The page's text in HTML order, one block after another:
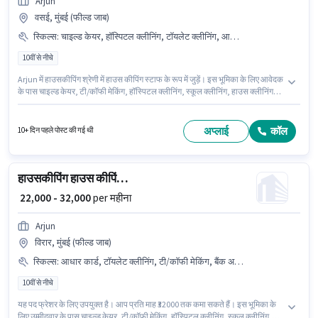
वसई, मुंबई (फील्ड जाब)
स्किल्स: चाइल्ड केयर, हॉस्पिटल क्लीनिंग, टॉयलेट क्लीनिंग, आधार कार्ड, स्कूल क्लीनिंग, रूम/बेड मेकिंग, PAN कार्ड, टी/कॉफी मेकिंग, बैंक अकाउंट, हाउस क्लीनिंग, डस्टिंग/ क्लीनिंग, किचन क्लीनिंग, केमिकल यूज़, होटल क्लीनिंग, रेस्तरां क्लीनिंग
10वीं से नीचे
Arjun में हाउसकीपिंग श्रेणी में हाउस कीपिंग स्टाफ के रूप में जुड़ें। इस भूमिका के लिए आवेदक
के पास चाइल्ड केयर, टी/कॉफी मेकिंग, हॉस्पिटल क्लीनिंग, स्कूल क्लीनिंग, हाउस क्लीनिंग,
मासिक वेतन ₹32000 रहेगा। मील, इंश्योरेंस, PF, मेडिकल बेनिफिट्स पद और कंपनी की
नीतियों के अनुसार दिए जा सकते हैं। यह वैकेंसी वसई, मुंबई में है। इस भूमिका के लिए महत्वपूर्ण
10+ दिन पहले पोस्ट की गई थी अप्लाई कॉल
हाउसकीपिंग हाउस कीपिंग स्टाफ
₹ 22,000 - 32,000per महीना
Arjun
विरार, मुंबई (फील्ड जाब)
स्किल्स: आधार कार्ड, टॉयलेट क्लीनिंग, टी/कॉफी मेकिंग, बैंक अकाउंट, रूम/बेड मेकिंग, डस्टिंग/ क्लीनिंग, केमिकल यूज़, किचन क्लीनिंग, रेस्तरां क्लीनिंग, हाउस क्लीनिंग, हॉस्पिटल क्लीनिंग, चाइल्ड केयर, स्कूल क्लीनिंग, होटल क्लीनिंग, PAN कार्ड
10वीं से नीचे
यह पद फ्रेशर के लिए उपयुक्त है। आप प्रति माह ₹32000 तक कमा सकते हैं। इस भूमिका के